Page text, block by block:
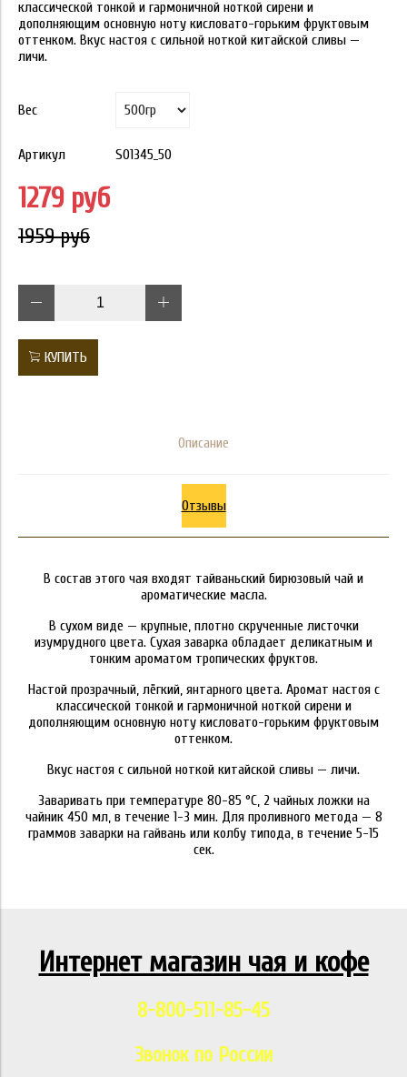
классической тонкой и гармоничной ноткой сирени и
дополняющим основную ноту кисловато-горьким фруктовым
оттенком. Вкус настоя с сильной ноткой китайской сливы —
личи.
Вес
Артикул S01345_50
1279 руб
1959 руб
КУПИТЬ
Описание
Отзывы
В состав этого чая входят тайваньский бирюзовый чай и
ароматические масла.
В сухом виде — крупные, плотно скрученные листочки
изумрудного цвета. Cухая заварка обладает деликатным и
тонким ароматом тропических фруктов.
Настой прозрачный, лёгкий, янтарного цвета. Аромат настоя с
классической тонкой и гармоничной ноткой сирени и
дополняющим основную ноту кисловато-горьким фруктовым
оттенком.
Вкус настоя с сильной ноткой китайской сливы — личи.
Заваривать при температуре 80-85 °C, 2 чайных ложки на
чайник 450 мл, в течение 1-3 мин. Для проливного метода — 8
граммов заварки на гайвань или колбу типода, в течение 5-15
сек.
Интернет магазин чая и кофе
8-800-511-85-45
Звонок по России